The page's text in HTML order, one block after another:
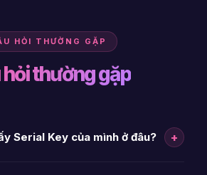
HỎI THƯỜNG GẶP
hỏi thường gặp
Serial Key của mình ở đâu? +